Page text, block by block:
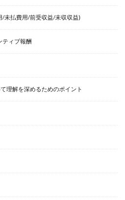
/未払費用/前受収益/未収収益)
ティブ報酬
理解を深めるためのポイント